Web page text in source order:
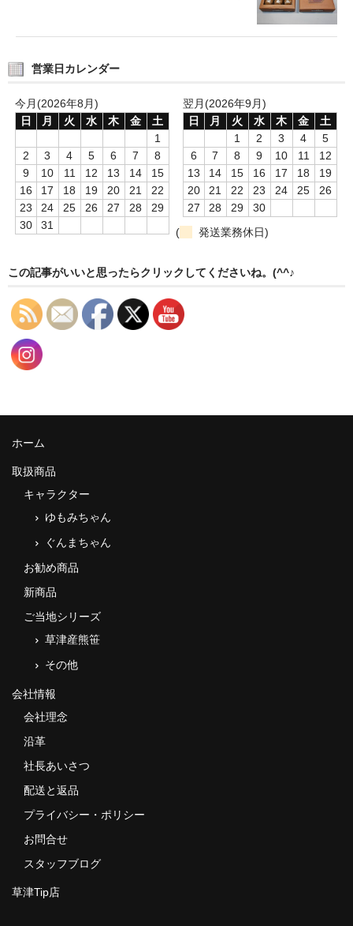
お問合せ
送料のご案内
スタッフブログ
草津Tip店
営業日カレンダー
今月(2026年8月)
日
月 火 水 木 金
土
1
2
3 4 5 6 7
8
9
10 11 12 13 14
15
16
17 18 19 20 21
22
23
24 25 26 27 28
29
30
31
翌月(2026年9月)
日
月 火 水 木 金
土
1
2 3 4
5
6
7 8 9 10 11
12
13
14 15 16 17 18
19
20
21 22 23 24 25
26
27
28 29
30
(
発送業務休日)
この記事がいいと思ったらクリックしてくださいね。(^^♪
ホーム
取扱商品
キャラクター
ゆもみちゃん
ぐんまちゃん
お勧め商品
新商品
ご当地シリーズ
草津産熊笹
その他
会社情報
会社理念
沿革
社長あいさつ
配送と返品
プライバシー・ポリシー
お問合せ
スタッフブログ
草津Tip店